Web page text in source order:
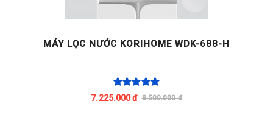
MÁY LỌC NƯỚC KORIHOME WDK-688-H
7.225.000 đ 8.500.000 đ